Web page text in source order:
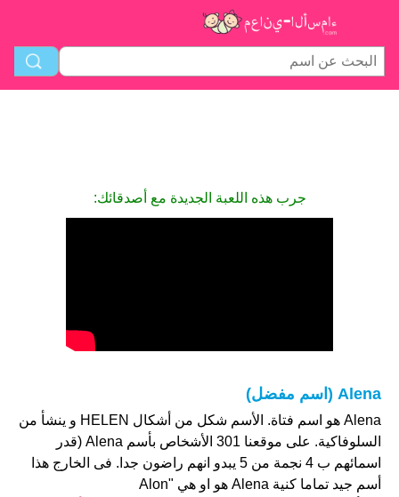
جرب هذه اللعبة الجديدة مع أصدقائك:
Alena (اسم مفضل)
Alena هو اسم فتاة. الأسم شكل من أشكال HELEN و ينشأ من
السلوفاكية. على موقعنا 301 الأشخاص بأسم Alena (قدر
اسمائهم ب 4 نجمة من 5 يبدو انهم راضون جدا. فى الخارج هذا
أسم جيد تماما كنية Alena هو او هي "Alon